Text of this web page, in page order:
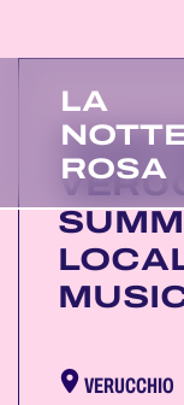
LA
ROSA
TAKE
VERUCCHIO